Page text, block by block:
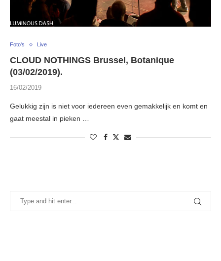
Foto's Live
CLOUD NOTHINGS Brussel, Botanique
(03/02/2019).
16/02/2019
Gelukkig zijn is niet voor iedereen even gemakkelijk en komt en
gaat meestal in pieken …